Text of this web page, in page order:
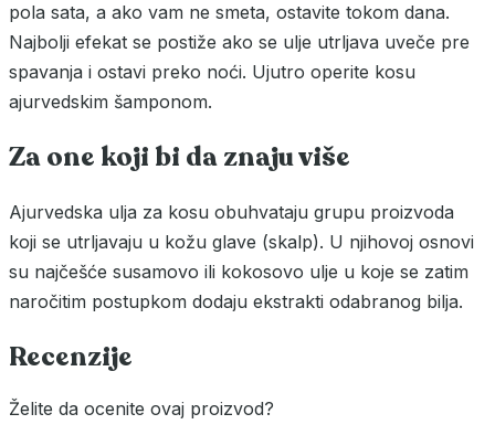
pola sata, a ako vam ne smeta, ostavite tokom dana.
Najbolji efekat se postiže ako se ulje utrljava uveče pre
spavanja i ostavi preko noći. Ujutro operite kosu
ajurvedskim šamponom.
Za one koji bi da znaju više
Ajurvedska ulja za kosu obuhvataju grupu proizvoda
koji se utrljavaju u kožu glave (skalp). U njihovoj osnovi
su najčešće susamovo ili kokosovo ulje u koje se zatim
naročitim postupkom dodaju ekstrakti odabranog bilja.
Recenzije
Želite da ocenite ovaj proizvod?